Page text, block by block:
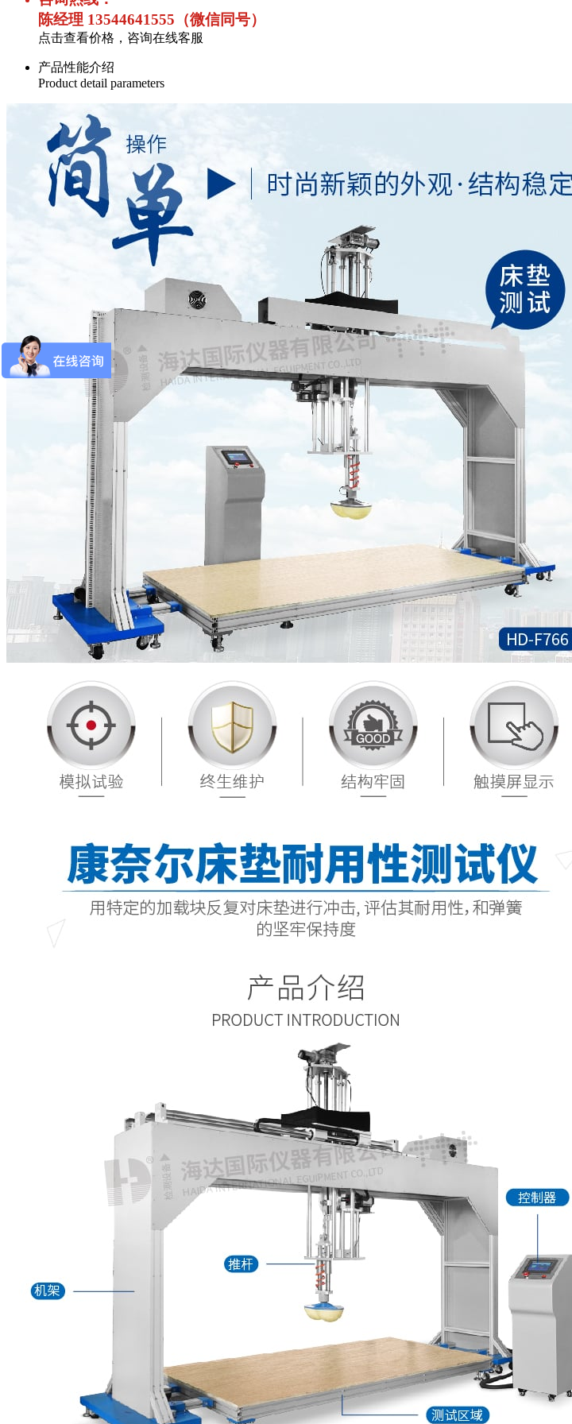
陈经理 13544641555（微信同号）
点击查看价格，咨询在线客服
产品性能介绍
Product detail parameters